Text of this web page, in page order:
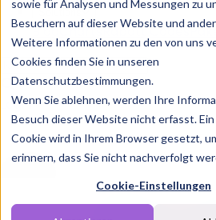
sowie für Analysen und Messungen zu
Besuchern auf dieser Website und
Weitere Informationen zu den von uns
Cookies finden Sie in unseren
Datenschutzbestimmungen.
Wenn Sie ablehnen, werden Ihre
Besuch dieser Website nicht erfasst. Ein
Cookie wird in Ihrem Browser gesetzt,
erinnern, dass Sie nicht nachverfolgt
Cookie-Einstellungen
Solutions
BlogChartsRabatt Codes
Login